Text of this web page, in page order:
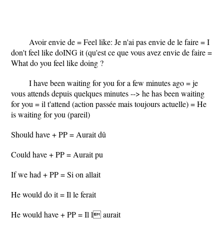
Avoir envie de = Feel like: Je n'ai pas envie de le faire = I
don't feel like doING it (qu'est ce que vous avez envie de faire =
What do you feel like doing ?
I have been waiting for you for a few minutes ago = je
vous attends depuis quelques minutes --> he has been waiting
for you = il t'attend (action passée mais toujours actuelle) = He
is waiting for you (pareil)
Should have + PP = Aurait dû
Could have + PP = Aurait pu
If we had + PP = Si on allait
He would do it = Il le ferait
He would have + PP = Il l aurait